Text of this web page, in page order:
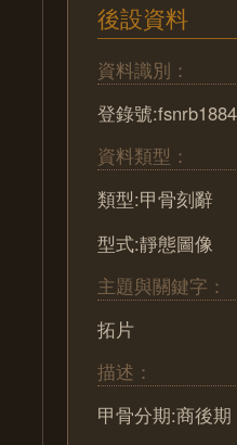
後設資料
資料識別：
登錄號
資料類型：
類型:甲骨刻辭
型式:靜態圖像
主題與關鍵字：
拓片
描述：
甲骨分期:商後